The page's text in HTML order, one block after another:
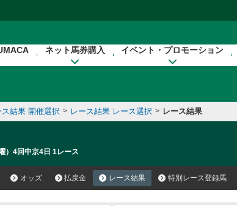
ネット馬券購入 イベント・プロモーション
ス結果 開催選択 > レース結果 レース選択 > レース結果
）4回中京4日 1レース
オッズ 払戻金 レース結果 特別レース登録馬